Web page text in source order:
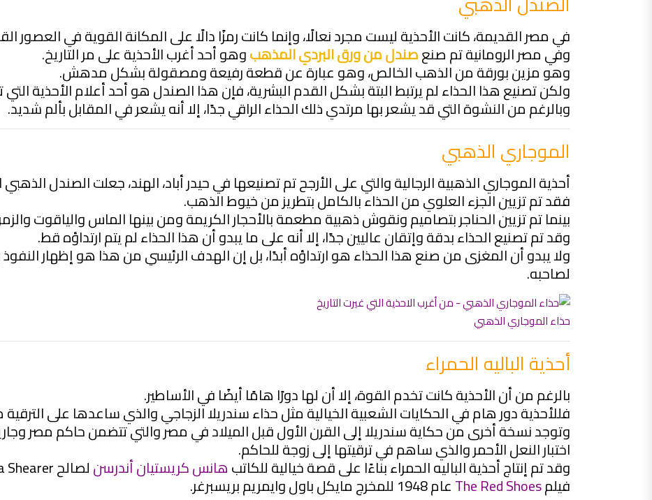
في مصر القديمة، كانت الأحذية ليست مجرد نعالًا، وإنما كانت رمزًا دالًا على المكانة القوية في العصور
وفي مصر الرومانية تم صنعصندل من ورق البردي المذهبوهو أحد أغرب الأحذية على مر التاريخ.
وهو مزين بورقة من الذهب الخالص، وهو عبارة عن قطعة رفيعة ومصقولة بشكل مدهش.
ولكن تصنيع هذا الحذاء لم يرتبط البتة بشكل القدم البشرية، فإن هذا الصندل هو أحد أعلام الأحذية
وبالرغم من النشوة التي قد يشعر بها مرتدي ذلك الحذاء الراقي جدًا، إلا أنه يشعر في المقابل بألم شديد.
الموجاري الذهبي
أحذية الموجاري الذهبية الرجالية والتي على الأرجح تم تصنيعها في حيدر أباد، الهند، جعلت الصندل
فقد تم تزيين الجزء العلوي من الحذاء بالكامل بتطريز من خيوط الذهب.
بينما تم تزيين الحناجر بتصاميم ونقوش ذهبية مطعمة بالأحجار الكريمة ومن بينها الماس والياقوت
وقد تم تصنيع الحذاء بدقة وإتقان عاليين جدًا، إلا أنه على ما يبدو أن هذا الحذاء لم يتم ارتداؤه قط.
ولا يبدو أن المغزى من صنع هذا الحذاء هو ارتداؤه أبدًا، بل إن الهدف الرئيسي من هذا هو إظهار
لصاحبه.
حذاء الموجاري الذهبي
أحذية الباليه الحمراء
بالرغم من أن الأحذية كانت تخدم القوة، إلا أن لها دورًا هامًا أيضًا في الأساطير.
فللأحذية دور هام في الحكايات الشعبية الخيالية مثل حذاء سندريلا الزجاجي والذي ساعدها على
وتوجد نسخة أخرى من حكاية سندريلا إلى القرن الأول قبل الميلاد في مصر والتي تتضمن حاكم مصر
اختبار النعل الأحمر والذي ساهم في ترقيتها إلى زوجة للحاكم.
وقد تم إنتاج أحذية الباليه الحمراء بناءًا على قصة خيالية للكاتبهانس كريستيان أندرسن
فيلمThe Red Shoesعام 1948 للمخرج مايكل باول وايمريم بريسبرغر.